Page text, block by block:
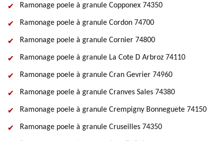
Ramonage poele à granule Copponex 74350
Ramonage poele à granule Cordon 74700
Ramonage poele à granule Cornier 74800
Ramonage poele à granule La Cote D Arbroz 74110
Ramonage poele à granule Cran Gevrier 74960
Ramonage poele à granule Cranves Sales 74380
Ramonage poele à granule Crempigny Bonneguete 74150
Ramonage poele à granule Cruseilles 74350